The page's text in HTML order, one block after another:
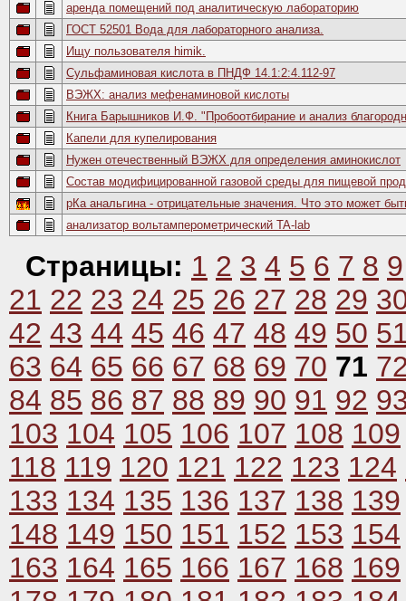
аренда помещений под аналитическую лабораторию
ГОСТ 52501 Вода для лабораторного анализа.
Ищу пользователя himik.
Сульфаминовая кислота в ПНДФ 14.1:2:4.112-97
ВЭЖХ: анализ мефенаминовой кислоты
Книга Барышников И.Ф. "Пробоотбирание и анализ
Капели для купелирования
Нужен отечественный ВЭЖХ для определения аминокислот
Состав модифицированной газовой среды для пищевой
рКа анальгина - отрицательные значения. Что это может
анализатор вольтамперометрический TA-lab
Страницы: 1 2 3 4 5 6 7 8 9
21 22 23 24 25 26 27 28 29
42 43 44 45 46 47 48 49 50
63 64 65 66 67 68 69 70 71
84 85 86 87 88 89 90 91 92
103 104 105 106 107 108 109
118 119 120 121 122 123 124
133 134 135 136 137 138 139
148 149 150 151 152 153 154
163 164 165 166 167 168 169